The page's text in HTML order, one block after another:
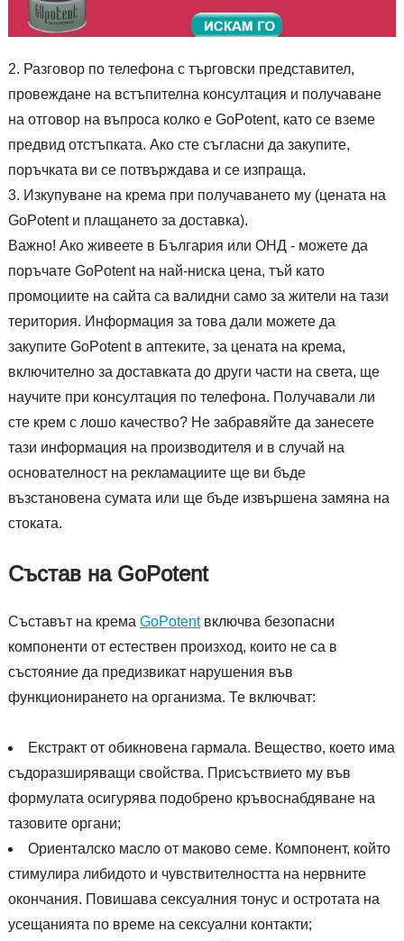
Разговор по телефона с търговски представител,
провеждане на встъпителна консултация и получаване
на отговор на въпроса колко е GoPotent, като се вземе
предвид отстъпката. Ако сте съгласни да закупите,
поръчката ви се потвърждава и се изпраща.
Изкупуване на крема при получаването му (цената на
GoPotent и плащането за доставка).
Важно! Ако живеете в България или ОНД - можете да
поръчате GoPotent на най-ниска цена, тъй като
промоциите на сайта са валидни само за жители на тази
територия. Информация за това дали можете да
закупите GoPotent в аптеките, за цената на крема,
включително за доставката до други части на света, ще
научите при консултация по телефона. Получавали ли
сте крем с лошо качество? Не забравяйте да занесете
тази информация на производителя и в случай на
основателност на рекламациите ще ви бъде
възстановена сумата или ще бъде извършена замяна на
стоката.
Състав на GoPotent
Съставът на крема GoPotentвключва безопасни
компоненти от естествен произход, които не са в
състояние да предизвикат нарушения във
функционирането на организма. Те включват:
Екстракт от обикновена гармала. Вещество, което има
съдоразширяващи свойства. Присъствието му във
формулата осигурява подобрено кръвоснабдяване на
тазовите органи;
Ориенталско масло от маково семе. Компонент, който
стимулира либидото и чувствителността на нервните
окончания. Повишава сексуалния тонус и остротата на
усещанията по време на сексуални контакти;